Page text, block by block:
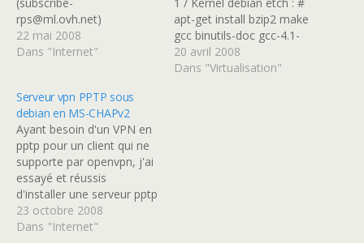
rps@ml.ovh.net)
concernant les
performance d'un petit
l'écriture voici la
commande qui a été
utilisé : # time dd
if=/dev/zero of=./8gb
bs=1024k count=8192
Pour la lecture voici la
commande qui a…
22 mai 2008
Dans "Internet"
apt-get install bzip2 make
gcc binutils-doc gcc-4.1-
locales libc6-dev-amd64
lib64gcc1 lib64ssp0 cpp-
20 avril 2008
Dans "Virtualisation"
Serveur vpn PPTP sous
debian en MS-CHAPv2
Ayant besoin d'un VPN en
pptp pour un client qui ne
supporte par openvpn, j'ai
essayé et réussis
d'installer une serveur pptp
sur un de mes serveur
dédié. Donc pour tous
23 octobre 2008
Dans "Internet"